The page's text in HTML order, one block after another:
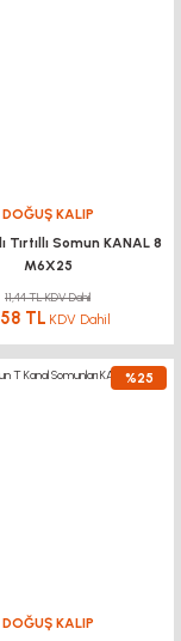
DOĞUŞ KALIP
Tırtıllı Somun KANAL 8
M6X25
11,44 TL KDV Dahil
TL KDV Dahil
%25
DOĞUŞ KALIP